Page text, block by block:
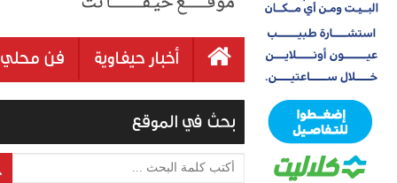
أخبار حيفاوية فن محلي
بحث في الموقع
أكتب كلمة البحث ...